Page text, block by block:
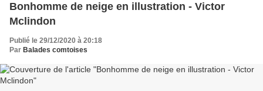
Bonhomme de neige en illustration - Victor
Mclindon
Publié le 29/12/2020 à 20:18
Par Balades comtoises